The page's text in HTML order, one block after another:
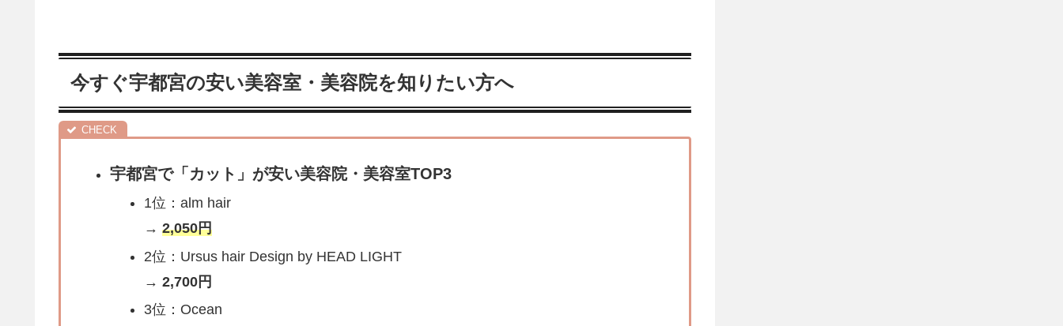
今すぐ宇都宮の安い美容室・美容院を知りたい方へ
宇都宮で「カット」が安い美容院・美容室TOP3
1位：alm hair
→2,050円
2位：Ursus hair Design by HEAD LIGHT
→2,700円
3位：Ocean